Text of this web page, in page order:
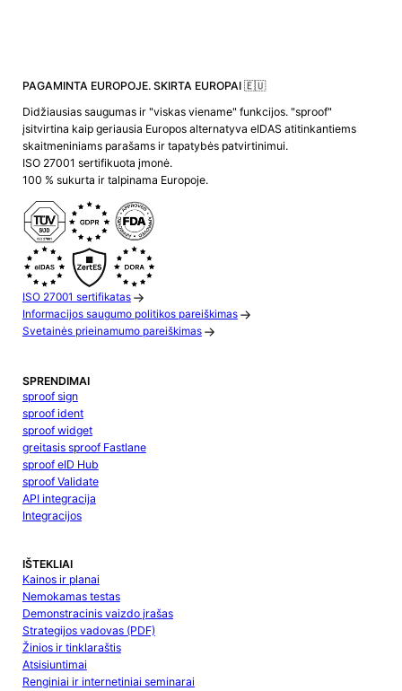
PAGAMINTA EUROPOJE. SKIRTA EUROPAI 🇪🇺
Didžiausias saugumas ir "viskas viename" funkcijos. "sproof"
įsitvirtina kaip geriausia Europos alternatyva eIDAS atitinkantiems
skaitmeniniams parašams ir tapatybės patvirtinimui.
ISO 27001 sertifikuota įmonė.
100 % sukurta ir talpinama Europoje.
ISO 27001 sertifikatas
Informacijos saugumo politikos pareiškimas
Svetainės prieinamumo pareiškimas
SPRENDIMAI
sproof sign
sproof ident
sproof widget
greitasis sproof Fastlane
sproof eID Hub
sproof Validate
API integracija
Integracijos
IŠTEKLIAI
Kainos ir planai
Nemokamas testas
Demonstracinis vaizdo įrašas
Strategijos vadovas (PDF)
Žinios ir tinklaraštis
Atsisiuntimai
Renginiai ir internetiniai seminarai